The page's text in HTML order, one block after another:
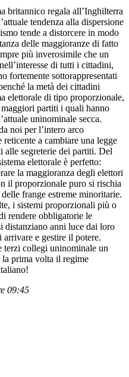
britannico regala all’Inghilterra
tendenza alla dispersione
tende a distorcere in modo
delle maggioranze di fatto
più inverosimile che un
di tutti i cittadini,
fortemente sottorappresentati
la metà dei cittadini
elettorale di tipo proporzionale,
partiti i quali hanno
uninominale secca.
noi per l’intero arco
a cambiare una legge
alle segreterie dei partiti. Del
elettorale è perfetto:
la maggioranza degli elettori
il proporzionale puro si rischia
frange estreme minoritarie.
i sistemi proporzionali più o
rendere obbligatorie le
distanziano anni luce dai loro
e gestire il potere.
terzi collegi uninominale un
prima volta il regime
09:45